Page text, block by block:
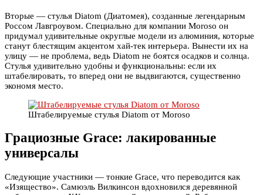
Вторые — стулья Diatom (Диатомея), созданные легендарным
Россом Лавгроувом. Специально для компании Moroso он
придумал удивительные округлые модели из алюминия, которые
станут блестящим акцентом хай-тек интерьера. Вынести их на
улицу — не проблема, ведь Diatom не боятся осадков и солнца.
Стулья удивительно удобны и функциональны: если их
штабелировать, то вперед они не выдвигаются, существенно
экономя место.
Штабелируемые стулья Diatom от Moroso
Грациозные Grace: лакированные
универсалы
Следующие участники — тонкие Grace, что переводится как
«Изящество». Самюэль Вилкинсон вдохновился деревянной